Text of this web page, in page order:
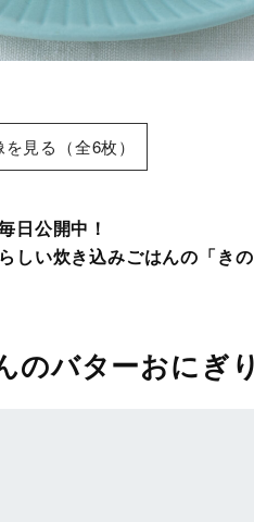
見る（全6枚）
日公開中！
しい炊き込みごはんの「き
のバターおにぎり